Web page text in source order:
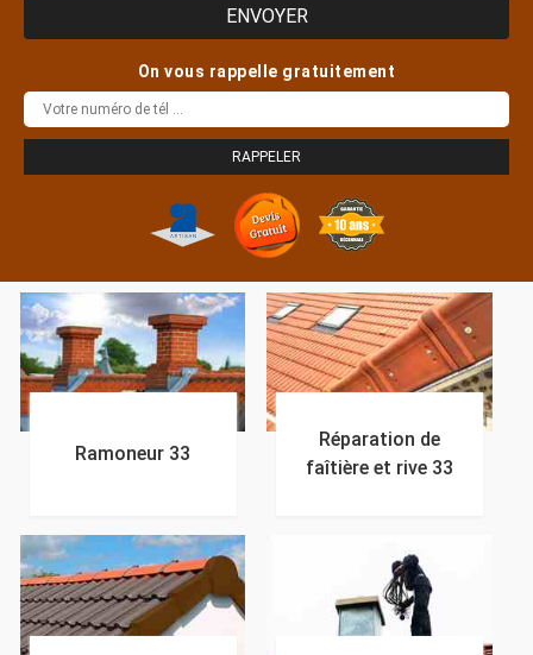
On vous rappelle gratuitement
Ramoneur 33
Réparation de
faîtière et rive 33